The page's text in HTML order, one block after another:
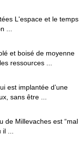
L'espace et le temps
...
et boisé de moyenne
ressources ...
est implantée d’une
sans être ...
de Millevaches est “mal
...